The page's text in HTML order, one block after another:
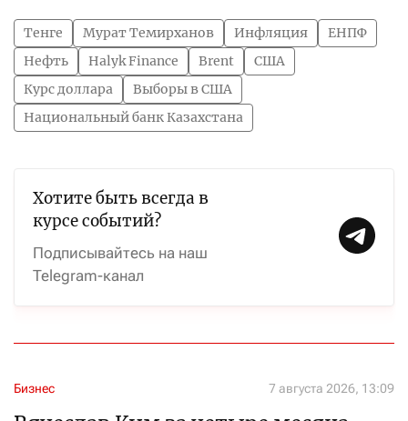
Тенге Мурат Темирханов Инфляция
ЕНПФ
Нефть
Halyk Finance Brent
США
Курс доллара
Выборы в США
Национальный банк Казахстана
Хотите быть всегда в
курсе событий?
Подписывайтесь на наш
Telegram-канал
Бизнес 7 августа 2026, 13:09